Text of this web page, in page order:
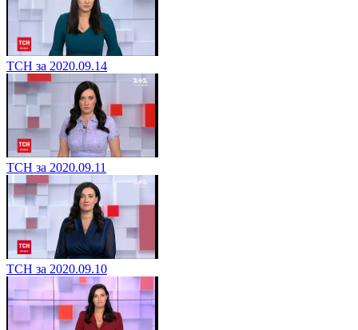
ТСН за 2020.09.14
ТСН за 2020.09.11
ТСН за 2020.09.10